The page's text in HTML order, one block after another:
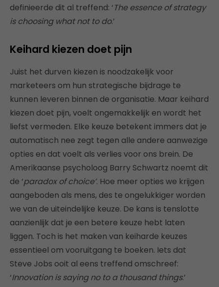
definieerde dit al treffend: ‘The essence of strategy
is choosing what not to do.’
Keihard kiezen doet pijn
Juist het durven kiezen is noodzakelijk voor
marketeers om hun strategische bijdrage te
kunnen leveren binnen de organisatie. Maar keihard
kiezen doet pijn, voelt ongemakkelijk en wordt het
liefst vermeden. Elke keuze betekent immers dat je
automatisch nee zegt tegen alle andere aanwezige
opties en dat voelt als verlies voor ons brein. De
Amerikaanse psycholoog Barry Schwartz noemt dit
de ‘paradox of choice’. Hoe meer opties we krijgen
aangeboden als mens, des te ongelukkiger worden
we van de uiteindelijke keuze. De kans is tenslotte
aanzienlijk dat je een betere keuze hebt laten
liggen. Toch is het maken van keiharde keuzes
essentieel om vooruitgang te boeken. Iets dat
Steve Jobs ooit al eens treffend omschreef:
‘Innovation is saying no to a thousand things.’